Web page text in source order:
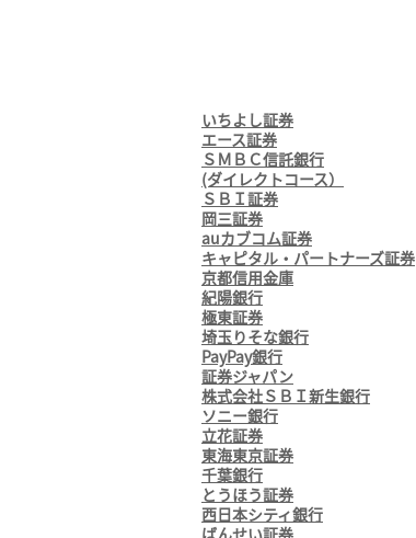
いちよし証券
エース証券
ＳＭＢＣ信託銀行
(ダイレクトコース）
ＳＢＩ証券
岡三証券
auカブコム証券
キャピタル・パートナーズ証券
京都信用金庫
紀陽銀行
極東証券
埼玉りそな銀行
PayPay銀行
証券ジャパン
株式会社ＳＢＩ新生銀行
ソニー銀行
立花証券
東海東京証券
千葉銀行
とうほう証券
西日本シティ銀行
ばんせい証券